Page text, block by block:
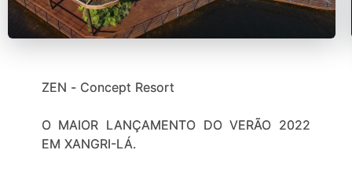
ZEN - Concept Resort
O MAIOR LANÇAMENTO DO VERÃO 2022
EM XANGRI-LÁ.